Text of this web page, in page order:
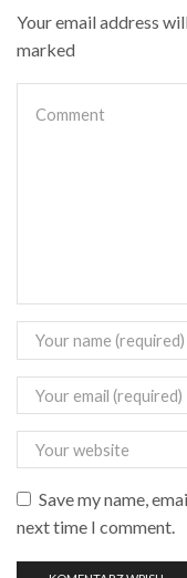
Your email address
marked
Save my name,
next time I comment.